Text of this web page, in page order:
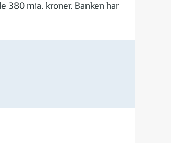
380 mia. kroner. Banken har